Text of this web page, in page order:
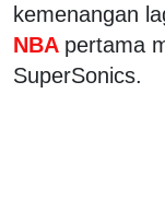
kemenangan
NBA pertama
SuperSonics.